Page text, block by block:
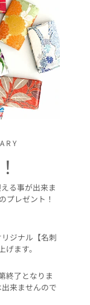
る事が出来ま
プレゼント！
ジナル【名刺
ます。
終了となりま
来ませんので